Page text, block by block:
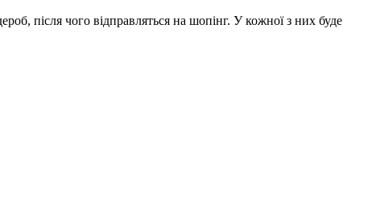
після чого відправляться на шопінг. У кожної з них буде